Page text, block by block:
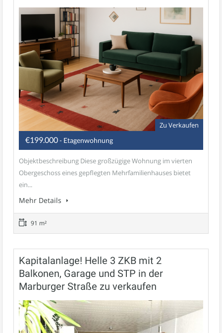
Zu Verkaufen
€199.000- Etagenwohnung
Objektbeschreibung Diese großzügige Wohnung im vierten
Obergeschoss eines gepflegten Mehrfamilienhauses bietet
ein...
Mehr Details
91 m²
Kapitalanlage! Helle 3 ZKB mit 2
Balkonen, Garage und STP in der
Marburger Straße zu verkaufen